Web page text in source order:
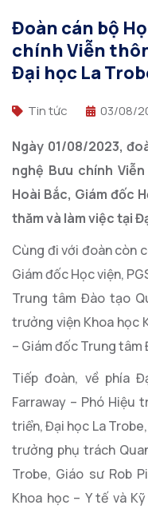
Đoàn cán bộ
chính Viễn
Đại học La
Tin tức 03/08/
Ngày 01/08/2023,
nghệ Bưu chính
Hoài Bắc, Giám đốc
thăm và làm việc tại
Cùng đi với đoàn còn
Giám đốc Học viện,
Trung tâm Đào tạo
trưởng viện Khoa học
– Giám đốc Trung tâm
Tiếp đoàn, về phía
Farraway – Phó Hiệu
triển, Đại học La
trưởng phụ trách
Trobe, Giáo sư Rob
Khoa học – Y tế và